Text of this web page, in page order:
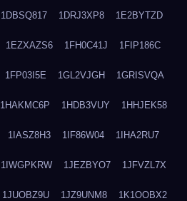
1DBSQ817 1DRJ3XP8 1E2BYTZD
1EZXAZS6 1FH0C41J 1FIP186C
1FP03I5E 1GL2VJGH 1GRISVQA
1HAKMC6P 1HDB3VUY 1HHJEK58
1IASZ8H3 1IF86W04 1IHA2RU7
1IWGPKRW 1JEZBYO7 1JFVZL7X
1JUOBZ9U 1JZ9UNM8 1K1OOBX2